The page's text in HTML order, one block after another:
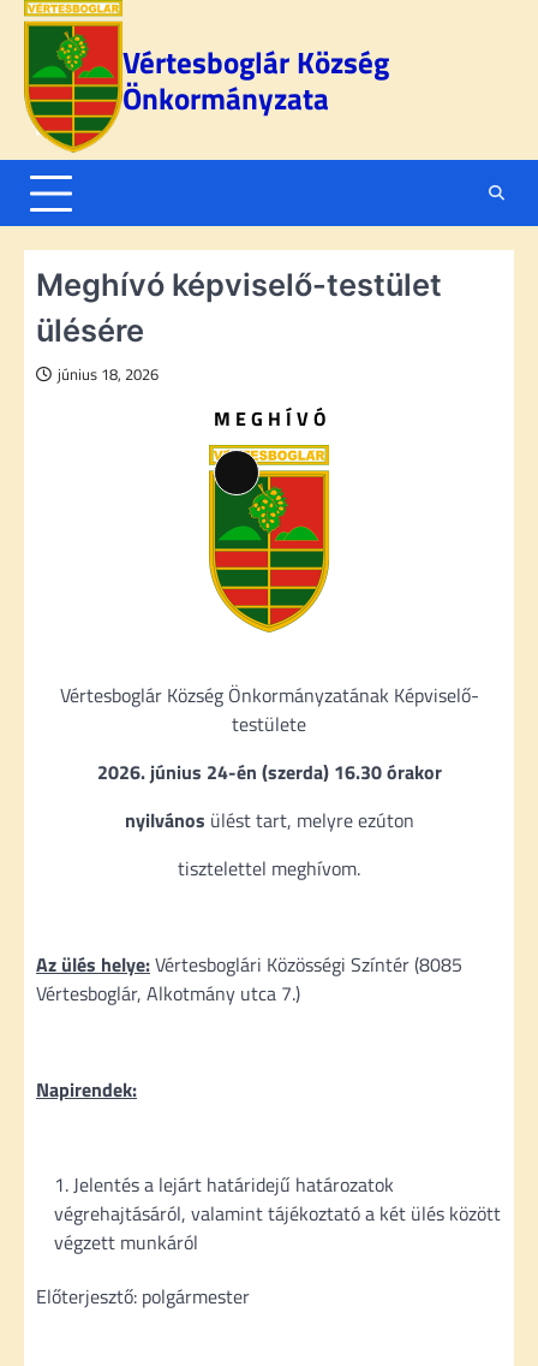
Skip
content
Vértesboglár Község
Önkormányzata
Meghívó képviselő-testület
ülésére
június 18, 2026
M E G H Í V Ó
Long
Description
Vértesboglár Község Önkormányzatának Képviselő-
testülete
2026. június 24-én (szerda) 16.30 órakor
nyilvános ülést tart, melyre ezúton
tisztelettel meghívom.
Az ülés helye:Vértesboglári Közösségi Színtér (8085
Vértesboglár, Alkotmány utca 7.)
Napirendek:
Jelentés a lejárt határidejű határozatok
végrehajtásáról, valamint tájékoztató a két ülés között
végzett munkáról
Előterjesztő: polgármester